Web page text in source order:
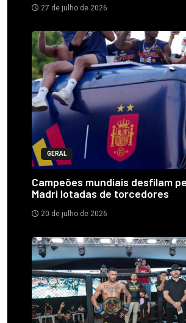
27 de julho de 2026
GERAL
Campeões mundiais desfilam
Madri lotadas de torcedores
20 de julho de 2026